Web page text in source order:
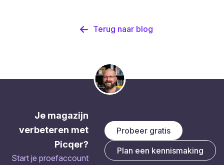
Terug naar blog
Je magazijn
verbeteren met
Picqer?
Start je proefaccount
Probeer gratis
Plan een kennismaking